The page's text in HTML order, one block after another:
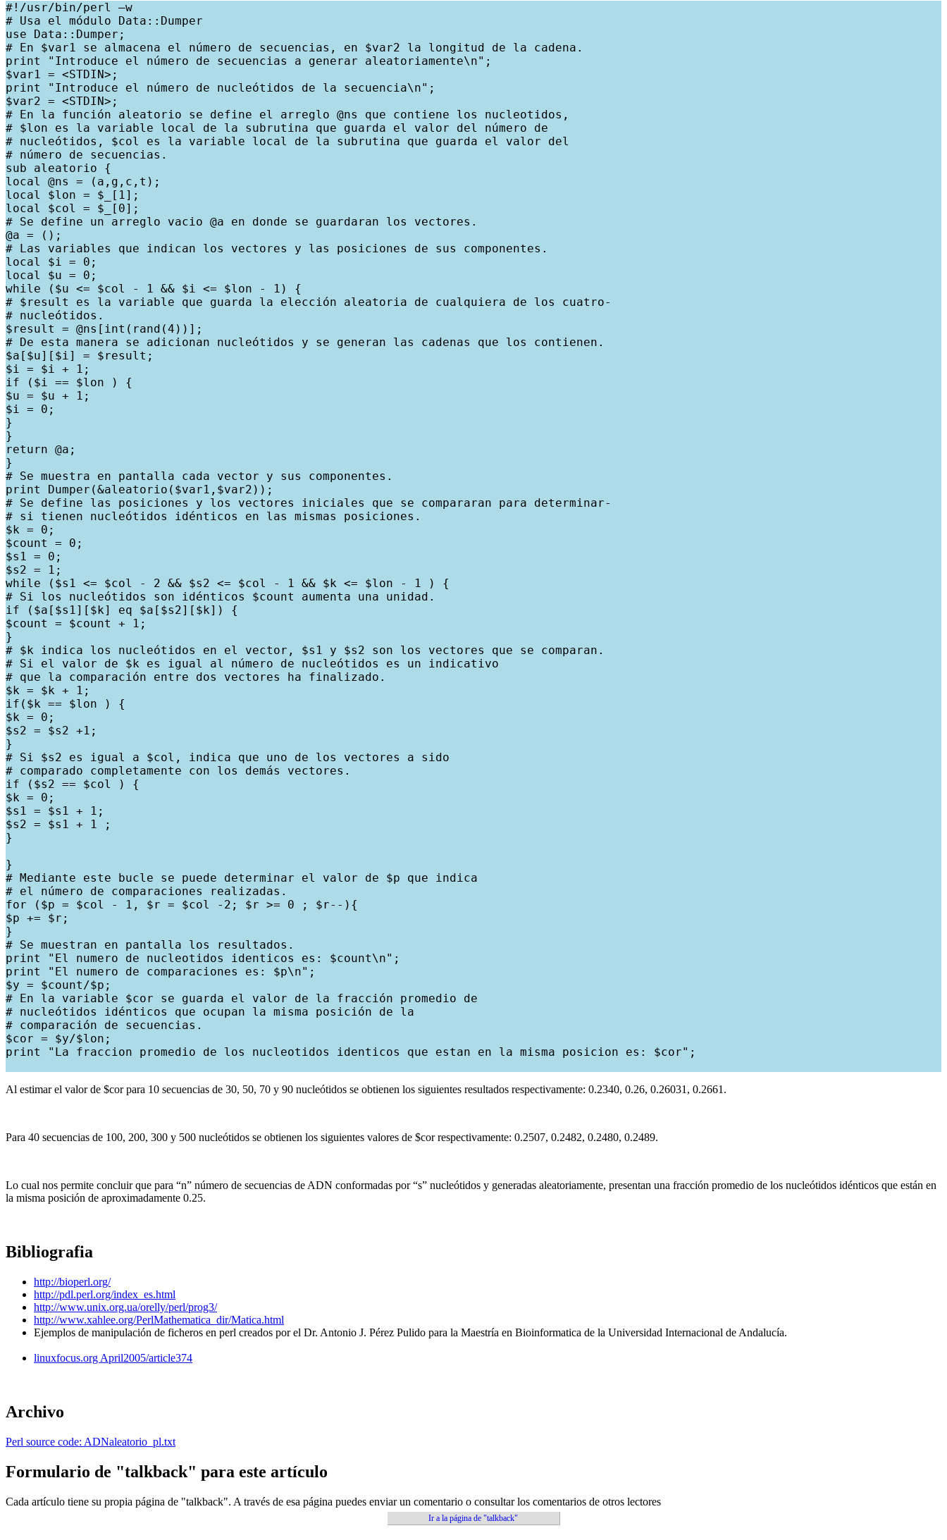
#!/usr/bin/perl –w
# Usa el módulo Data::Dumper
use Data::Dumper;
# En $var1 se almacena el número de secuencias, en $var2 la longitud de la cadena.
print "Introduce el número de secuencias a generar aleatoriamente\n";
$var1 = <STDIN>;
print "Introduce el número de nucleótidos de la secuencia\n";
$var2 = <STDIN>;
# En la función aleatorio se define el arreglo @ns que contiene los nucleotidos,
# $lon es la variable local de la subrutina que guarda el valor del número de
# nucleótidos, $col es la variable local de la subrutina que guarda el valor del
# número de secuencias.
sub aleatorio {
local @ns = (a,g,c,t);
local $lon = $_[1];
local $col = $_[0];
# Se define un arreglo vacio @a en donde se guardaran los vectores.
@a = ();
# Las variables que indican los vectores y las posiciones de sus componentes.
local $i = 0;
local $u = 0;
while ($u <= $col - 1 && $i <= $lon - 1) {
# $result es la variable que guarda la elección aleatoria de cualquiera de los cuatro-
# nucleótidos.
$result = @ns[int(rand(4))];
# De esta manera se adicionan nucleótidos y se generan las cadenas que los contienen.
$a[$u][$i] = $result;
$i = $i + 1;
if ($i == $lon ) {
$u = $u + 1;
$i = 0;
}
}
return @a;
}
# Se muestra en pantalla cada vector y sus componentes.
print Dumper(&aleatorio($var1,$var2));
# Se define las posiciones y los vectores iniciales que se compararan para determinar-
# si tienen nucleótidos idénticos en las mismas posiciones.
$k = 0;
$count = 0;
$s1 = 0;
$s2 = 1;
while ($s1 <= $col - 2 && $s2 <= $col - 1 && $k <= $lon - 1 ) {
# Si los nucleótidos son idénticos $count aumenta una unidad.
if ($a[$s1][$k] eq $a[$s2][$k]) {
$count = $count + 1;
}
# $k indica los nucleótidos en el vector, $s1 y $s2 son los vectores que se comparan.
# Si el valor de $k es igual al número de nucleótidos es un indicativo
# que la comparación entre dos vectores ha finalizado.
$k = $k + 1;
if($k == $lon ) {
$k = 0;
$s2 = $s2 +1;
}
# Si $s2 es igual a $col, indica que uno de los vectores a sido
# comparado completamente con los demás vectores.
if ($s2 == $col ) {
$k = 0;
$s1 = $s1 + 1;
$s2 = $s1 + 1 ;
}
}
# Mediante este bucle se puede determinar el valor de $p que indica
# el número de comparaciones realizadas.
for ($p = $col - 1, $r = $col -2; $r >= 0 ; $r--){
$p += $r;
}
# Se muestran en pantalla los resultados.
print "El numero de nucleotidos identicos es: $count\n";
print "El numero de comparaciones es: $p\n";
$y = $count/$p;
# En la variable $cor se guarda el valor de la fracción promedio de
# nucleótidos idénticos que ocupan la misma posición de la
# comparación de secuencias.
$cor = $y/$lon;
print "La fraccion promedio de los nucleotidos identicos que estan en la misma posicion es: $cor";
Al estimar el valor de $cor para 10 secuencias de 30, 50, 70 y 90 nucleótidos se obtienen los siguientes resultados respectivamente: 0.2340, 0.26, 0.26031, 0.2661.
Para 40 secuencias de 100, 200, 300 y 500 nucleótidos se obtienen los siguientes valores de $cor respectivamente: 0.2507, 0.2482, 0.2480, 0.2489.
Lo cual nos permite concluir que para “n” número de secuencias de ADN conformadas por “s” nucleótidos y generadas aleatoriamente, presentan una fracción promedio de los nucleótidos idénticos que están en
la misma posición de aproximadamente 0.25.
Bibliografia
http://bioperl.org/
http://pdl.perl.org/index_es.html
http://www.unix.org.ua/orelly/perl/prog3/
http://www.xahlee.org/PerlMathematica_dir/Matica.html
Ejemplos de manipulación de ficheros en perl creados por el Dr. Antonio J. Pérez Pulido para la Maestría en Bioinformatica de la Universidad Internacional de Andalucía.
linuxfocus.org April2005/article374
Archivo
Perl source code: ADNaleatorio_pl.txt
Formulario de "talkback" para este artículo
Cada artículo tiene su propia página de "talkback". A través de esa página puedes enviar un comentario o consultar los comentarios de otros lectores
Ir a la página de "talkback"